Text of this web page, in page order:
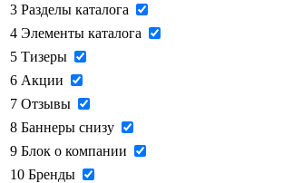
3 Разделы каталога
4 Элементы каталога
5 Тизеры
6 Акции
7 Отзывы
8 Баннеры снизу
9 Блок о компании
10 Бренды